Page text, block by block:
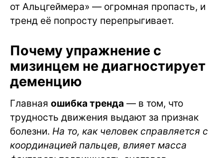
от Альцгеймера» — огромная пропасть, и
тренд её попросту перепрыгивает.
Почему упражнение с
мизинцем не диагностирует
деменцию
Главная ошибка тренда — в том, что
трудность движения выдают за признак
болезни. На то, как человек справляется с
координацией пальцев, влияет масса